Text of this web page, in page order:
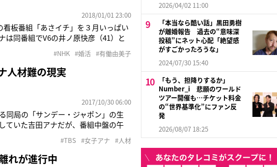
2018/01/01 23:00
板番組「あさイチ」を３月いっぱい
は同番組でV6の井ノ原快彦（41）と
姿勢が視聴者に受け入れられてい
#NHK #婚活 #有働由美子
人材難の現実
2017/10/30 06:00
同局の「サンデー・ジャポン」の生
ていた吉田アナだが、番組中盤の午
「すいません」と苦しそうな表情。そ
#TBS #女子アナ #人材
れが進行中
2026/04/02 11:00
「本当なら酷い話」黒田勇樹
が離婚報告 過去の“意味深
投稿”にネット心配「絶望感
がすごかったろうな」
2024/07/30 15:40
「もう、担降りするか」
Number_i 悲願のワールド
ツアー開催も…チケット料金
の“世界基準化”にファン反
発
2026/08/07 18:25